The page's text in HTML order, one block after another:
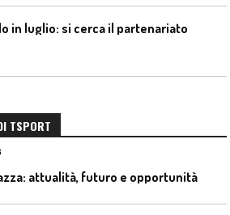
in luglio: si cerca il partenariato
TSPORT
attualità, futuro e opportunità